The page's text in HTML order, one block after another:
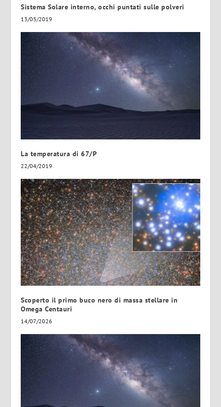
Sistema Solare interno, occhi puntati sulle polveri
13/03/2019
La temperatura di 67/P
22/04/2019
Scoperto il primo buco nero di massa stellare in
Omega Centauri
14/07/2026